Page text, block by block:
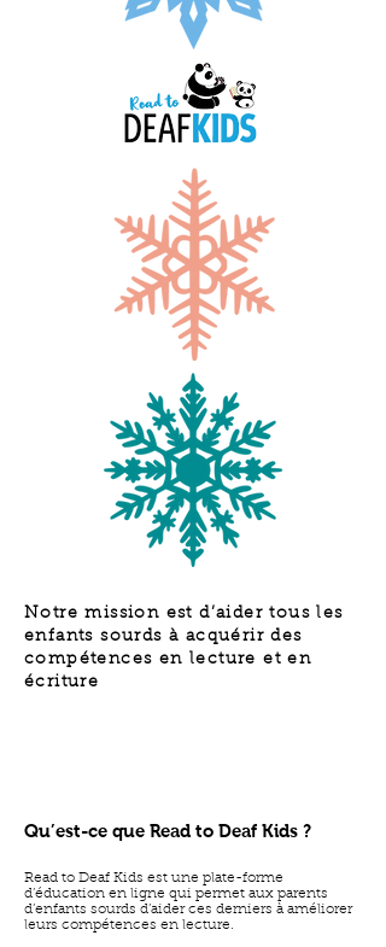
Notre mission est d’aider tous les
enfants sourds à acquérir des
compétences en lecture et en
écriture
Qu’est-ce que Read to Deaf Kids ?
Read to Deaf Kids est une plate-forme
d’éducation en ligne qui permet aux parents
d’enfants sourds d’aider ces derniers à améliorer
leurs compétences en lecture.